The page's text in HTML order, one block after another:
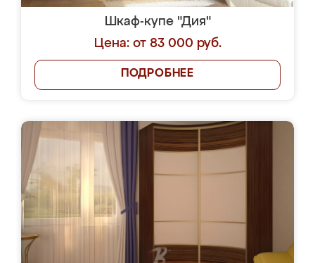
Шкаф-купе "Дия"
Цена: от 83 000 руб.
ПОДРОБНЕЕ